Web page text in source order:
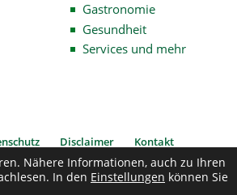
Gastronomie
Gesundheit
Services und mehr
Disclaimer Kontakt
Wilhelmsstrasse | Alle Rechte vorbehalten
Nähere Informationen, auch zu Ihren
In den Einstellungen können Sie